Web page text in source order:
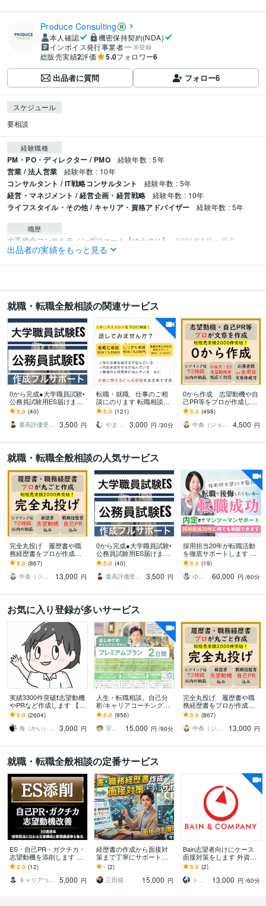
Produce Consulting
本人確認
機密保持契約(NDA)
インボイス発行事業者
未登録
総販売実績2評価 5.0フォロワー6
出品者に質問 フォロー6
スケジュール
要相談
経験職種
PM・PO・ディレクター / PMO 経験年数 : 5年
営業 / 法人営業 経験年数 : 10年
コンサルタント / IT戦略コンサルタント 経験年数 : 5年
経営・マネジメント / 経営企画・経営戦略 経験年数 : 10年
ライフスタイル・その他 / キャリア・資格アドバイザー 経験年数 : 5年
職歴
大手総合コンサルティングファーム【ゆうのじ】 2021年3月 ~ 現在
大手金融SaaS企業【かずお】 2024年9月 ~ 現在
大手国際物流会社【ゆうのじ】 2016年3月 ~ 2021年2月
大手国際物流会社【かずお】 2016年3月 ~ 2022年8月
資格・検定
TOEIC 取得年 : 2014年
PMP（Project Management Professional） 取得年 : 2023年
TOEFL 取得年 : 2009年
ビジネス・クリエイティブツール
WordPress:5年Access:5年Excel:10年
Google サイト:5年
Google スプレッドシート:5年Google スライド:5年
Google ドキュメント:5年
Keynote:5年
Pages:5年
PowerPoint:10年Word:10年Salesforce:5年Domo:5年Power BI:5年
得意分野
学習指導・資格・キャリア相談
プロキャリアコーチが言語化をお手伝い
転職アドバイス（履歴書・職歴添削） 経営学全般の知識（MBA）
MBA 転職 履歴書 職務経歴書 キャリア コーチング
資料作成
コンサル
ビジネス代行・事務代行 パワーポイント作成（ロジカルｘ伝わる）
コンサル 資料作成 ロジカル プレゼン 伝わる
語学力
英語 ビジネスレベル
中国語 ネイティブレベル
出品者の実績をもっと見る
就職・転職全般相談の関連サービス
0から完成●大学職員試験•
公務員試験用ES届けます
合格多数最短1日●大学職
員試験•公務員•企業志望動
機自己PR
5.0 (40)
最高評価受賞プラチナランクライター桜
3,500 円
転職・就職、仕事のご相
談にのります 転職相談や
面接の対策など気軽にご
相談ください！
5.0 (121)
やまちゃ〜転職・就職支援〜
3,000 円 /30分
0から作成 志望動機や自
己PR等をプロが作成しま
す プロ品質の文章を作成/
結果に直結 総販売実績2
000件突破
5.0 (498)
中条（ジョインキャリアオフィス）
4,500 円
就職・転職全般相談の人気サービス
完全丸投げ 履歴書や職
務経歴書をプロが作成し
ます ゼロから作成代行/ポ
イント解説付 総販売実
績2000件突破
5.0 (867)
中条（ジョインキャリアオフィス）
13,000 円
0から完成●大学職員試験•
公務員試験用ES届けます
合格多数最短1日●大学職
員試験•公務員•企業志望動
機自己PR
5.0 (40)
最高評価受賞プラチナランクライター桜
3,500 円
採用担当20年が転職活動
を徹底サポートします 採
用担当目線で課題を明確
に｜職務経歴書・面接ま
で徹底サポート
5.0 (19)
ゆきこ 仕事とキャリアの先生
60,000 円 /60分
お気に入り登録が多いサービス
実績3300件突破❗️志望動機
やPRなど作成します 【多
くの書類通過＆内定実
績】転職・就職活動の
「核」を提供
5.0 (2604)
海（かい）＠応募書類のプロフェッショナル
3,000 円
人生・転職相談。自己分
析/キャリアコーチングし
ます カウンセリング＆や
りたいこと言語化方法解
説＆自己探索ナビ納品
5.0 (956)
宮内 利亮 キャリアコンサルタント
15,000 円 /90分
完全丸投げ 履歴書や職
務経歴書をプロが作成し
ます ゼロから作成代行/ポ
イント解説付 総販売実
績2000件突破
5.0 (867)
中条（ジョインキャリアオフィス）
13,000 円
就職・転職全般相談の定番サービス
ES・自己PR・ガクチカ・
志望動機を添削します 大
手メディア現役社員×修士
キャリアコンサルタント
の指導
5.0 (12)
キャリアつばめ
5,000 円
経歴書の作成から面接対
策まで丁寧にサポートし
ます 全部丸投げ 履歴書
や職務経歴書及び面接対
策を対応します
- (2)
三田猫
15,000 円
Bain志望者向けにケース
面接対策をします 外資戦
略コンサルが実際のお題
で演習、50名超戦コン内
定者輩出
5.0 (2)
トム＠外資戦略コンサルタント
13,000 円 /60分